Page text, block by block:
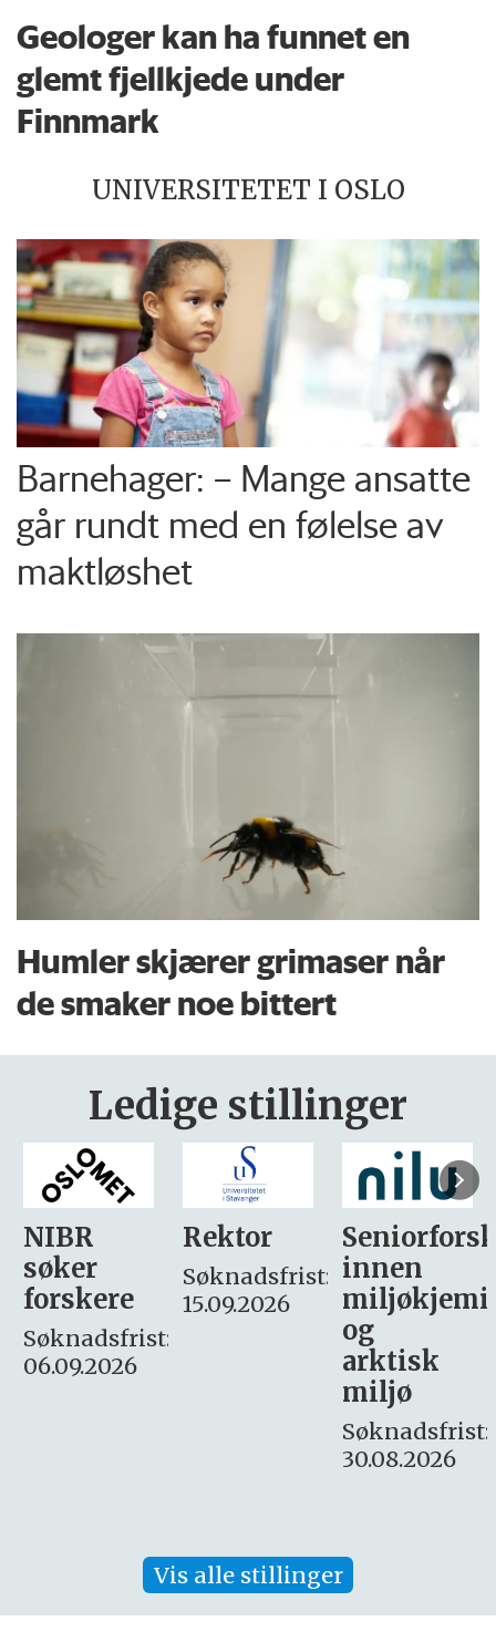
Geologer kan ha funnet en
glemt fjellkjede under
Finnmark
UNIVERSITETET I OSLO
Barnehager: – Mange ansatte
går rundt med en følelse av
maktløshet
Humler skjærer grimaser når
de smaker noe bittert
Ledige stillinger
Rektor
Søknadsfrist:
15.09.2026
Seniorforsker
innen
miljøkjemi
søker
– fast
Søknadsfrist:
16. august.
Vis alle stillinger